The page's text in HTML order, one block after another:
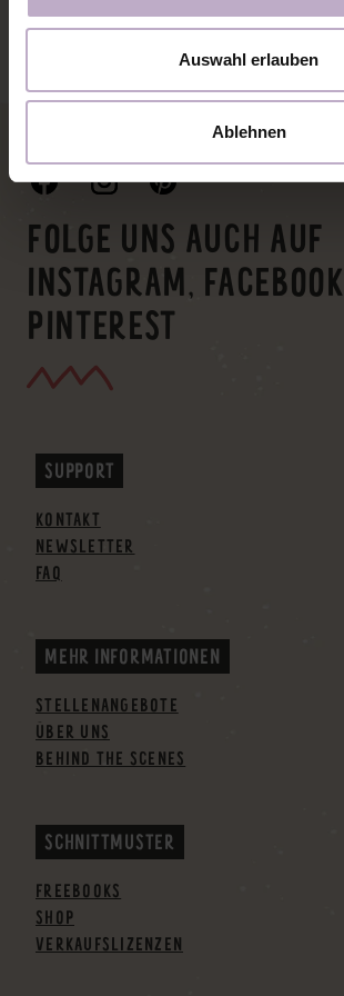
Auswahl erlauben
Ablehnen
FOLGE UNS AUCH AUF
INSTAGRAM,
PINTEREST
SUPPORT
KONTAKT
NEWSLETTER
FAQ
MEHR INFORMATIONEN
STELLENANGEBOTE
ÜBER UNS
BEHIND THE SCENES
SCHNITTMUSTER
FREEBOOKS
SHOP
VERKAUFSLIZENZEN